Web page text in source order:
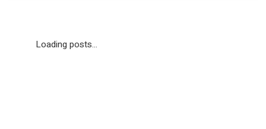
Loading posts...